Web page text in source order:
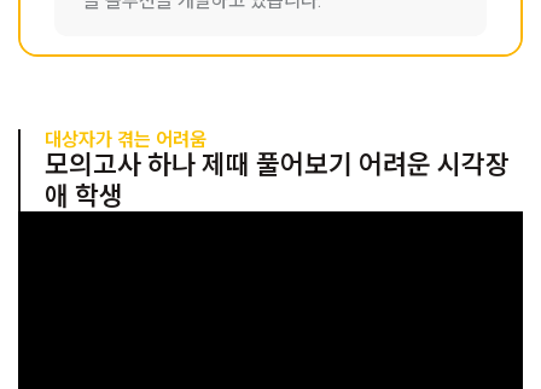
대상자가 겪는 어려움
모의고사 하나 제때 풀어보기 어려운 시각장
애 학생